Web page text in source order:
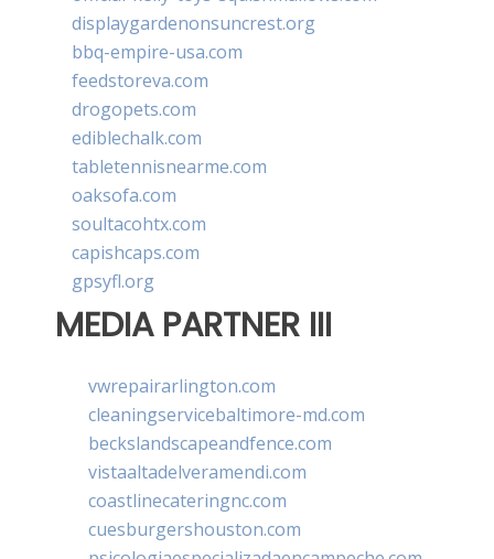
displaygardenonsuncrest.org
bbq-empire-usa.com
feedstoreva.com
drogopets.com
ediblechalk.com
tabletennisnearme.com
oaksofa.com
soultacohtx.com
capishcaps.com
gpsyfl.org
MEDIA PARTNER III
vwrepairarlington.com
cleaningservicebaltimore-md.com
beckslandscapeandfence.com
vistaaltadelveramendi.com
coastlinecateringnc.com
cuesburgershouston.com